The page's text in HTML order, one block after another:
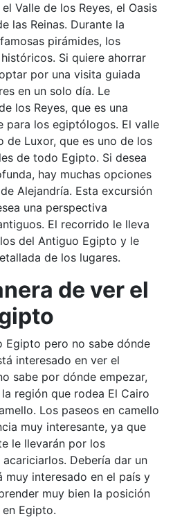
Valle de los Reyes, el Oasis
las Reinas. Durante la
pirámides, los
Si quiere ahorrar
por una visita guiada
en un solo día. Le
los Reyes, que es una
para los egiptólogos. El valle
de Luxor, que es uno de los
de todo Egipto. Si desea
hay muchas opciones
Alejandría. Esta excursión
una perspectiva
El recorrido le lleva
del Antiguo Egipto y le
de los lugares.
de ver el
Egipto pero no sabe dónde
interesado en ver el
sabe por dónde empezar,
región que rodea El Cairo
Los paseos en camello
muy interesante, ya que
le llevarán por los
Debería dar un
muy interesado en el país y
muy bien la posición
Egipto.